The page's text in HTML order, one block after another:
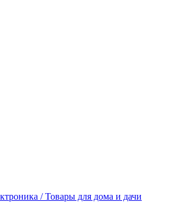
/ Товары для дома и дачи